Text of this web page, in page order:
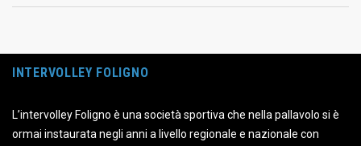
INTERVOLLEY FOLIGNO
L’intervolley Foligno è una società sportiva che nella pallavolo si è
ormai instaurata negli anni a livello regionale e nazionale con